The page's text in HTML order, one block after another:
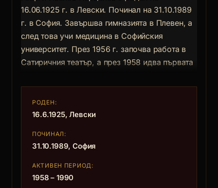
16.06.1925 г. в Левски. Починал на 31.10.1989
г. в София. Завършва гимназията в Плевен, а
след това учи медицина в Софийския
университет. През 1956 г. започва работа в
Сатиричния театър, а през 1958 идва първата
с пътуващите в края на 50-те и през 60-те
така наречени "естрадно-сатирични"
концерти, постепенно се превръща в живата
незабравимото си участие в "Привързаният
(1970), "С деца на море" (1972), "Сиромашко
лято" (1973), "Баща ми бояджията" (1974),
РОДЕН:
16.6.1925, Левски
ПОЧИНАЛ:
31.10.1989, София
АКТИВЕН ПЕРИОД:
1958 – 1990